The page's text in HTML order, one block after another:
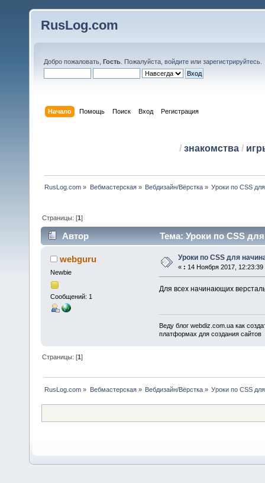
RusLog.com
Добро пожаловать, Гость . Пожалуйста, войдите или зарегистрируйтесь
Начало Помощь Поиск Вход Регистрация
/ знакомства/
RusLog.com » Вебмастерская» Вебдизайн/Вёрстка» Уроки по CSS
Страницы: [1]
Автор Тема: Уроки по CSS
webguru
Newbie
Сообщений: 1
Уроки по CSS для
« : 14 Ноября 2017, 12:23:39
Для всех начинающих
Веду блог webdiz.com.ua как
платформах для создания сайтов
Страницы: [1]
RusLog.com » Вебмастерская» Вебдизайн/Вёрстка» Уроки по CSS